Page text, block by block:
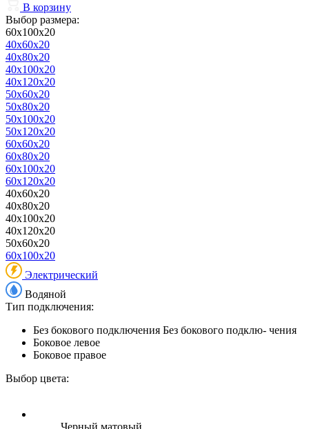
В корзину
Выбор размера:
60x100x20
40x60x20
40x80x20
40x100x20
40x120x20
50x60x20
50x80x20
50x100x20
50x120x20
60x60x20
60x80x20
60x100x20
60x120x20
40x60x20
40x80x20
40x100x20
40x120x20
50x60x20
60x100x20
Электрический
Водяной
Тип подключения:
Без бокового подключения Без бокового подклю- чения
Боковое левое
Боковое правое
Выбор цвета:
Черный матовый